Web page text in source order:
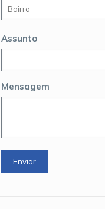
Assunto
Mensagem